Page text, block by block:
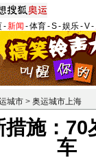
-新闻 -体育-S-娱乐-V-
城市 > 奥运城市上海
施：70
车